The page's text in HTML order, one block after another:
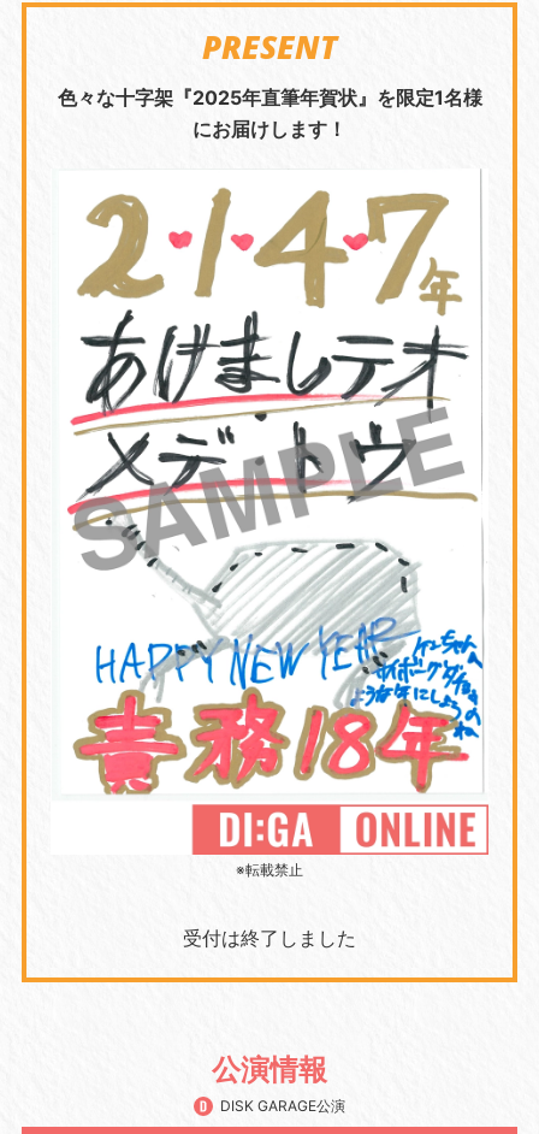
PRESENT
色々な十字架『2025年直筆年賀状』を限定1名様
にお届けします！
※転載禁止
受付は終了しました
公演情報
DISK GARAGE公演